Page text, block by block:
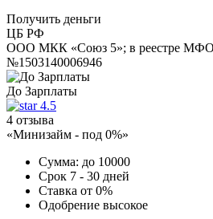
Получить деньги
ЦБ РФ
ООО МКК «Союз 5»; в реестре
№1503140006946
До Зарплаты
4.5
4 отзыва
«Минизайм - под 0%»
Сумма: до 10000
Срок 7 - 30 дней
Ставка от 0%
Одобрение высокое